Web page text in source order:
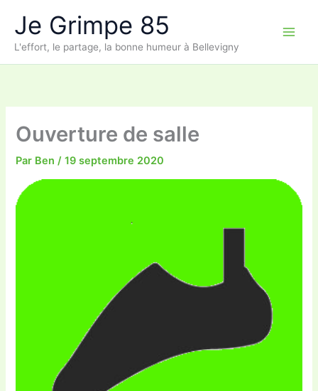
contenu
Je Grimpe 85
L'effort, le partage, la bonne humeur à Bellevigny
Ouverture de salle
Par Ben/19 septembre 2020